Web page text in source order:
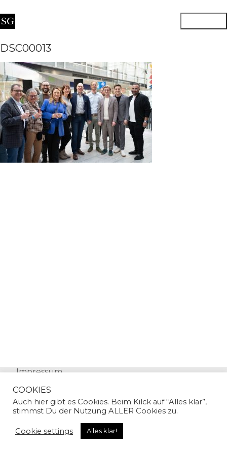
DSC00013
Impressum
© Copyright 2024 | Sandra Gallian | All Rights
COOKIES
Auch hier gibt es Cookies. Beim Kilck auf “Alles klar”,
stimmst Du der Nutzung ALLER Cookies zu.
Cookie settings Alles klar!